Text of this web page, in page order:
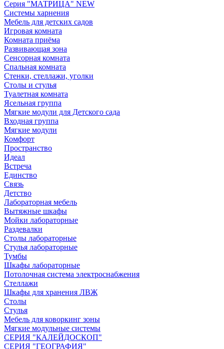
Серия "МАТРИЦА" NEW
Системы харнения
Мебель для детских садов
Игровая комната
Комната приёма
Развивающая зона
Сенсорная комната
Спальная комната
Стенки, стеллажи, уголки
Столы и стулья
Туалетная комната
Ясельная группа
Мягкие модули для Детского сада
Входная группа
Мягкие модули
Комфорт
Пространство
Идеал
Встреча
Единство
Связь
Детство
Лабораторная мебель
Вытяжные шкафы
Мойки лабораторные
Раздевалки
Столы лабораторные
Стулья лабораторные
Тумбы
Шкафы лабораторные
Потолочная система электроснабжения
Стеллажи
Шкафы для хранения ЛВЖ
Столы
Стулья
Мебель для коворкинг зоны
Мягкие модульные системы
СЕРИЯ "КАЛЕЙДОСКОП"
СЕРИЯ "ГЕОГРАФИЯ"